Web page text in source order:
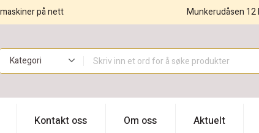
på nett Munkerudåsen 12
Kontakt oss Om oss Aktuelt